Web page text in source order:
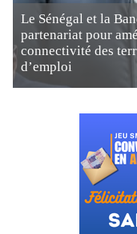
Le Sénégal et la
partenariat pour
connectivité des
d’emploi